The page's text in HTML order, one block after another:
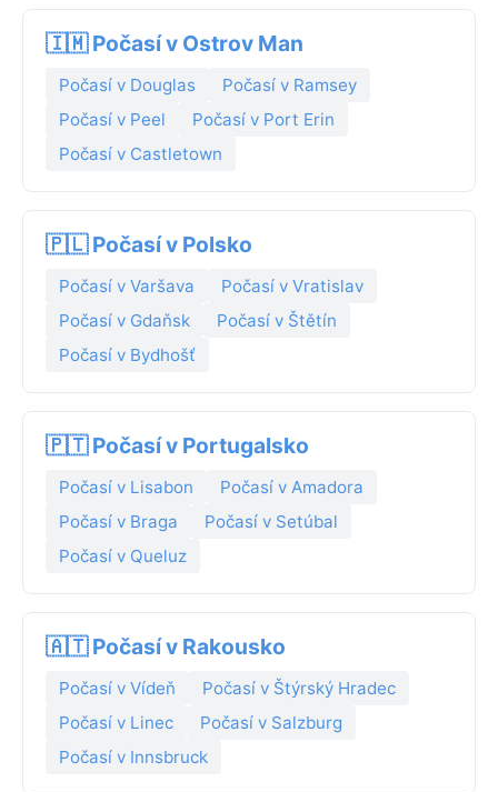
🇮🇲 Počasí v Ostrov Man
Počasí v Douglas
Počasí v Ramsey
Počasí v Peel
Počasí v Port Erin
Počasí v Castletown
🇵🇱 Počasí v Polsko
Počasí v Varšava
Počasí v Vratislav
Počasí v Gdaňsk
Počasí v Štětín
Počasí v Bydhošť
🇵🇹 Počasí v Portugalsko
Počasí v Lisabon
Počasí v Amadora
Počasí v Braga
Počasí v Setúbal
Počasí v Queluz
🇦🇹 Počasí v Rakousko
Počasí v Vídeň
Počasí v Štýrský Hradec
Počasí v Linec
Počasí v Salzburg
Počasí v Innsbruck